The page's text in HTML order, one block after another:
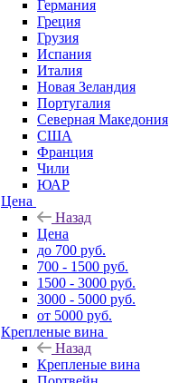
Германия
Греция
Грузия
Испания
Италия
Новая Зеландия
Португалия
Северная Македония
США
Франция
Чили
ЮАР
Цена
Назад
Цена
до 700 руб.
700 - 1500 руб.
1500 - 3000 руб.
3000 - 5000 руб.
от 5000 руб.
Крепленые вина
Назад
Крепленые вина